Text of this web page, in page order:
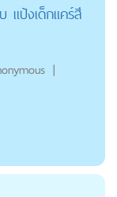
แป้งเด็กแคร์สี
|